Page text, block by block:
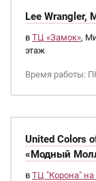
Lee Wrangler,
в ТЦ «Замок»,
этаж
Время работы:
United Colors
«Модный
в ТЦ "Корона"